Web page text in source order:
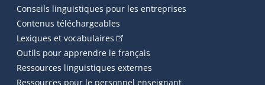
Conseils linguistiques pour les entreprises
Contenus téléchargeables
Lexiques et vocabulaires (Cet hyperlien externe s'ouvrira
Outils pour apprendre le français
Ressources linguistiques externes
Ressources pour le personnel enseignant